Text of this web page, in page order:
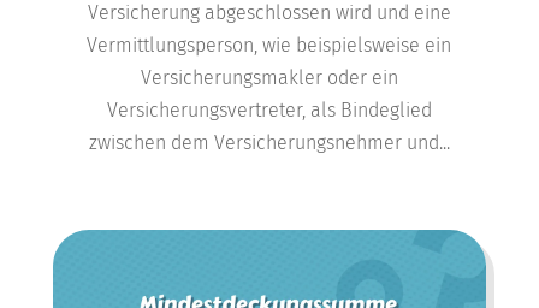
Versicherung abgeschlossen wird und eine
Vermittlungsperson, wie beispielsweise ein
Versicherungsmakler oder ein
Versicherungsvertreter, als Bindeglied
zwischen dem Versicherungsnehmer und...